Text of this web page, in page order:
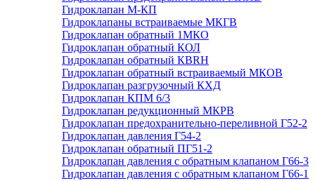
Гидроклапан М-КП
Гидроклапаны встраиваемые МКГВ
Гидроклапан обратный 1МКО
Гидроклапан обратный КОЛ
Гидроклапан обратный КВRН
Гидроклапан обратный встраиваемый МКОВ
Гидроклапан разгрузочный КХД
Гидроклапан КПМ 6/3
Гидроклапан редукционный МКРВ
Гидроклапан предохранительно-переливной Г52-2
Гидроклапан давления Г54-2
Гидроклапан обратный ПГ51-2
Гидроклапан давления с обратным клапаном Г66-3
Гидроклапан давления с обратным клапаном Г66-1